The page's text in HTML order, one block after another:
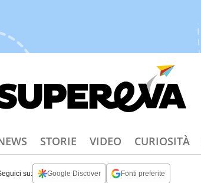
STORIE VIDEO CURIOSITÀ
su: Google Discover Fonti preferite